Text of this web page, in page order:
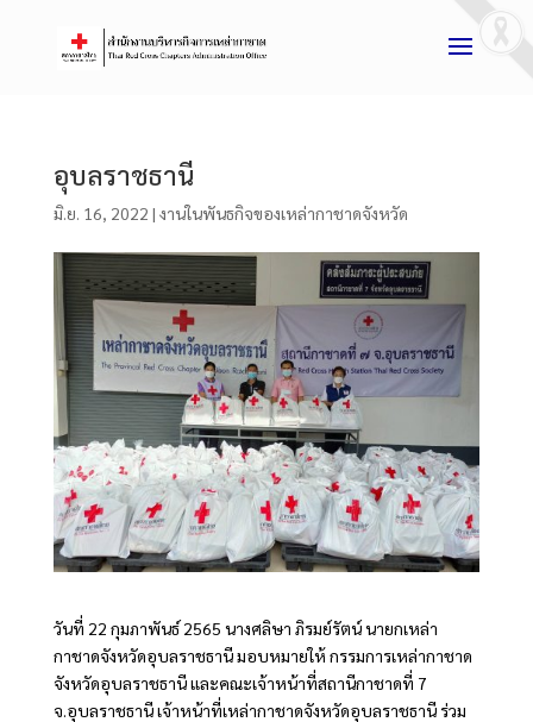
อุบลราชธานี
มิ.ย. 16, 2022 | งานในพันธกิจของเหล่ากาชาดจังหวัด
วันที่ 22 กุมภาพันธ์ 2565 นางศลิษา ภิรมย์รัตน์ นายกเหล่า
กาชาดจังหวัดอุบลราชธานี มอบหมายให้ กรรมการเหล่ากาชาด
จังหวัดอุบลราชธานี และคณะเจ้าหน้าที่สถานีกาชาดที่ 7
จ.อุบลราชธานี เจ้าหน้าที่เหล่ากาชาดจังหวัดอุบลราชธานี ร่วม